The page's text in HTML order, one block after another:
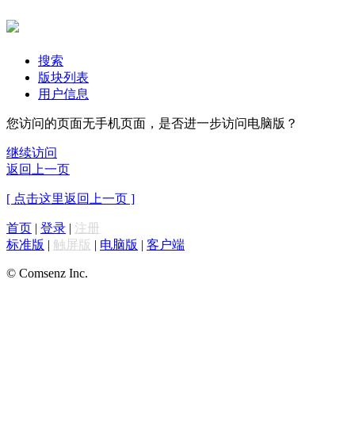
搜索
版块列表
用户信息
您访问的页面无手机页面，是否进一步访问电脑版？
继续访问
返回上一页
[ 点击这里返回上一页 ]
首页 | 登录 | 注册
标准版 | 触屏版 | 电脑版 | 客户端
© Comsenz Inc.